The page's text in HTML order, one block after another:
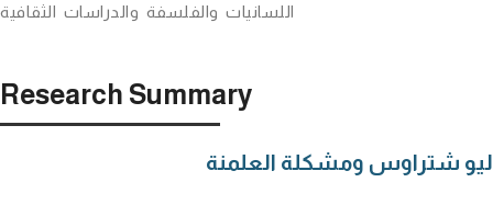
اللسانيات والفلسفة والدراسات الثقافية
Research Summary
لیو شتراوس ومشكلة العلمنة